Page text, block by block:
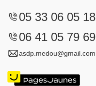
05 33 06 05 18
06 41 05 79 69
asdp.medou@gmail.com